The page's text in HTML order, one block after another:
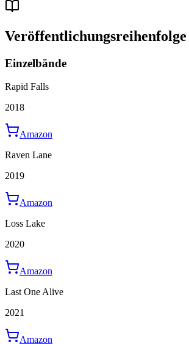
Veröffentlichungsreihenfolge
Einzelbände
Rapid Falls
2018
Amazon
Raven Lane
2019
Amazon
Loss Lake
2020
Amazon
Last One Alive
2021
Amazon